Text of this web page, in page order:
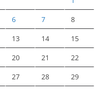
6 7 8
13 14 15
20 21 22
27 28 29